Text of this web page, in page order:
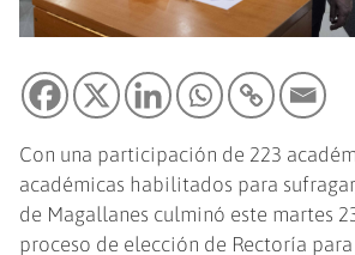
Con una participación de 223
académicas habilitados para
de Magallanes culminó este martes
proceso de elección de Rectoría